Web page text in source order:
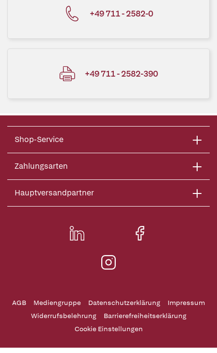
+49 711 - 2582-0
+49 711 - 2582-390
Shop-Service
Zahlungsarten
Hauptversandpartner
AGB Mediengruppe Datenschutzerklärung
Impressum
Widerrufsbelehrung
Barrierefreiheitserklärung
Cookie Einstellungen